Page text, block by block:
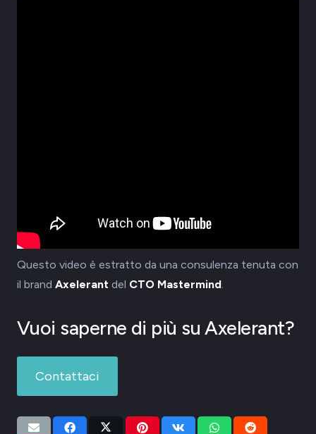
Questo video è estratto da una consulenza tenuta con
il brand Axelerant del CTO Mastermind.
Vuoi saperne di più su Axelerant?
Contattaci